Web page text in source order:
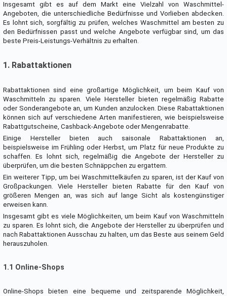
Insgesamt gibt es auf dem Markt eine Vielzahl von Waschmittel-
Angeboten, die unterschiedliche Bedürfnisse und Vorlieben abdecken.
Es lohnt sich, sorgfältig zu prüfen, welches Waschmittel am besten zu
den Bedürfnissen passt und welche Angebote verfügbar sind, um das
beste Preis-Leistungs-Verhältnis zu erhalten.
1. Rabattaktionen
Rabattaktionen sind eine großartige Möglichkeit, um beim Kauf von
Waschmitteln zu sparen. Viele Hersteller bieten regelmäßig Rabatte
oder Sonderangebote an, um Kunden anzulocken. Diese Rabattaktionen
können sich auf verschiedene Arten manifestieren, wie beispielsweise
Rabattgutscheine, Cashback-Angebote oder Mengenrabatte.
Einige Hersteller bieten auch saisonale Rabattaktionen an,
beispielsweise im Frühling oder Herbst, um Platz für neue Produkte zu
schaffen. Es lohnt sich, regelmäßig die Angebote der Hersteller zu
überprüfen, um die besten Schnäppchen zu ergattern.
Ein weiterer Tipp, um bei Waschmittelkäufen zu sparen, ist der Kauf von
Großpackungen. Viele Hersteller bieten Rabatte für den Kauf von
größeren Mengen an, was sich auf lange Sicht als kostengünstiger
erweisen kann.
Insgesamt gibt es viele Möglichkeiten, um beim Kauf von Waschmitteln
zu sparen. Es lohnt sich, die Angebote der Hersteller zu überprüfen und
nach Rabattaktionen Ausschau zu halten, um das Beste aus seinem Geld
herauszuholen.
1.1 Online-Shops
Online-Shops bieten eine bequeme und zeitsparende Möglichkeit,